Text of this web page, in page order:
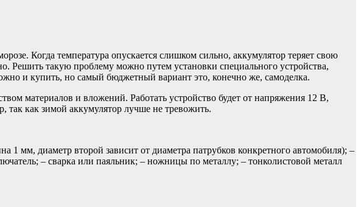
Когда температура опускается слишком сильно, аккумулятор теряет свою
Решить такую проблему можно путем установки специального устройства,
и купить, но самый бюджетный вариант это, конечно же, самоделка.
материалов и вложений. Работать устройство будет от напряжения 12 В,
так как зимой аккумулятор лучше не тревожить.
мм, диаметр второй зависит от диаметра патрубков конкретного автомобиля); –
– сварка или паяльник; – ножницы по металлу; – тонколистовой металл